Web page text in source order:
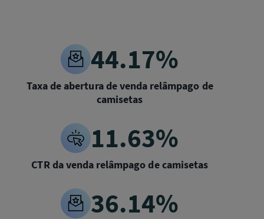
44.17%
Taxa de abertura de venda relâmpago de
camisetas
11.63%
CTR da venda relâmpago de camisetas
36.14%